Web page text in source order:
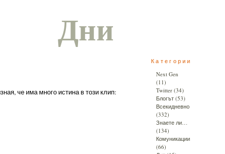
Дни
че има много истина в този клип:
Категории
Next Gen
(11)
Twitter (34)
Блогът (53)
Всекидневно
(332)
Знаете ли…
(134)
Комуникации
(66)